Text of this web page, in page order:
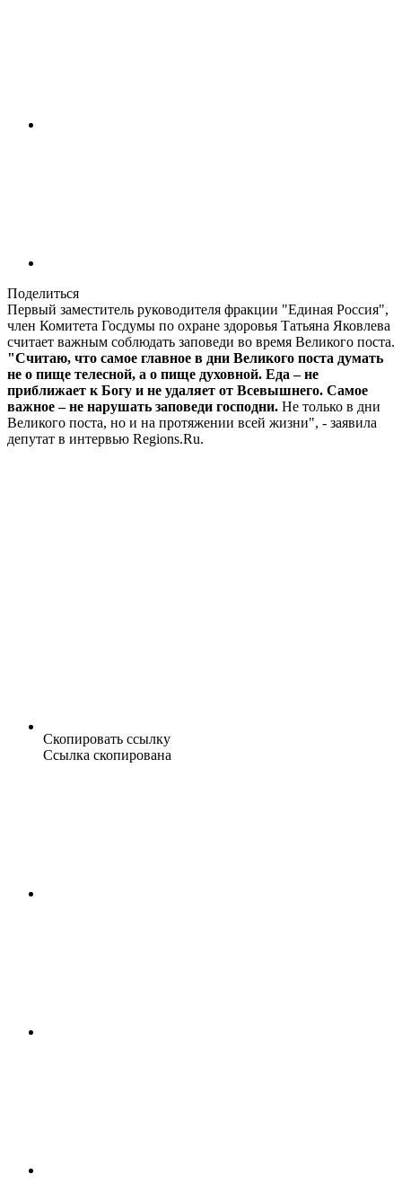
Поделиться
Первый заместитель руководителя фракции "Единая Россия",
член Комитета Госдумы по охране здоровья Татьяна Яковлева
считает важным соблюдать заповеди во время Великого поста.
"Считаю, что самое главное в дни Великого поста думать
не о пище телесной, а о пище духовной. Еда – не
приближает к Богу и не удаляет от Всевышнего. Самое
важное – не нарушать заповеди господни. Не только в дни
Великого поста, но и на протяжении всей жизни", - заявила
депутат в интервью Regions.Ru.
Скопировать ссылку
Ссылка скопирована